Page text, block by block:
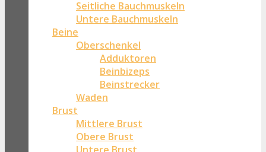
Seitliche Bauchmuskeln
Untere Bauchmuskeln
Beine
Oberschenkel
Adduktoren
Beinbizeps
Beinstrecker
Waden
Brust
Mittlere Brust
Obere Brust